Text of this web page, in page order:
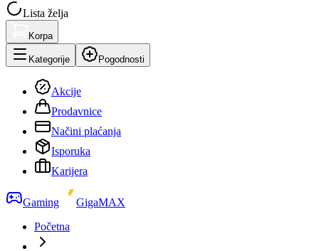
Lista želja
Korpa
Kategorije Pogodnosti
Akcije
Prodavnice
Načini plaćanja
Isporuka
Karijera
Gaming
GigaMAX
Početna